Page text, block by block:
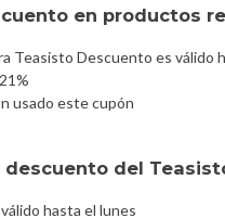
en productos
Teasisto Descuento es válido
usado este cupón
descuento del
hasta el lunes